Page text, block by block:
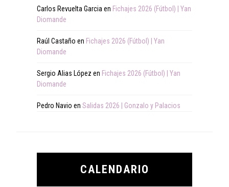
Carlos Revuelta Garciaen Fichajes 2026 (Fútbol) | Yan
Diomande
Raúl Castaño en Fichajes 2026 (Fútbol) | Yan
Diomande
Sergio Alias López en Fichajes 2026 (Fútbol) | Yan
Diomande
Pedro Navio en Salidas 2026 | Gonzalo y Palacios
CALENDARIO